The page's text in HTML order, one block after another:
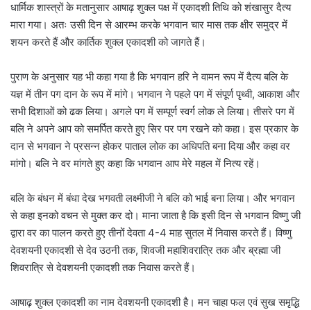
धार्मिक शास्त्रों के मतानुसार आषाढ़ शुक्ल पक्ष में एकादशी तिथि को शंखासुर दैत्य
मारा गया। अतः उसी दिन से आरम्भ करके भगवान चार मास तक क्षीर समुद्र में
शयन करते हैं और कार्तिक शुक्ल एकादशी को जागते हैं।
पुराण के अनुसार यह भी कहा गया है कि भगवान हरि ने वामन रूप में दैत्य बलि के
यज्ञ में तीन पग दान के रूप में मांगे। भगवान ने पहले पग में संपूर्ण पृथ्वी, आकाश और
सभी दिशाओं को ढक लिया। अगले पग में सम्पूर्ण स्वर्ग लोक ले लिया। तीसरे पग में
बलि ने अपने आप को समर्पित करते हुए सिर पर पग रखने को कहा। इस प्रकार के
दान से भगवान ने प्रसन्न होकर पाताल लोक का अधिपति बना दिया और कहा वर
मांगो। बलि ने वर मांगते हुए कहा कि भगवान आप मेरे महल में नित्य रहें।
बलि के बंधन में बंधा देख भगवती लक्ष्मीजी ने बलि को भाई बना लिया। और भगवान
से कहा इनको वचन से मुक्त कर दो। माना जाता है कि इसी दिन से भगवान विष्णु जी
द्वारा वर का पालन करते हुए तीनों देवता 4-4 माह सुतल में निवास करते हैं। विष्णु
देवशयनी एकादशी से देव उठनी तक, शिवजी महाशिवरात्रि तक और ब्रह्मा जी
शिवरात्रि से देवशयनी एकादशी तक निवास करते हैं।
आषाढ़ शुक्ल एकादशी का नाम देवशयनी एकादशी है। मन चाहा फल एवं सुख समृद्धि